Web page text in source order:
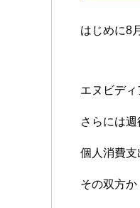
はじめに8
エヌビデ
さらには
個人消費
その双方か